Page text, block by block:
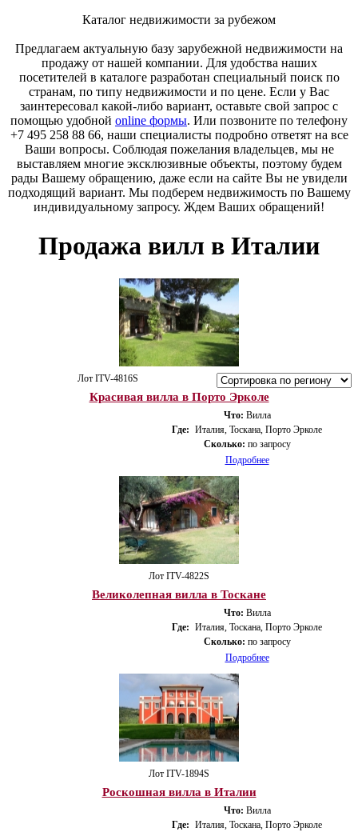
Каталог недвижимости за рубежом
Предлагаем актуальную базу зарубежной недвижимости на
продажу от нашей компании. Для удобства наших
посетителей в каталоге разработан специальный поиск по
странам, по типу недвижимости и по цене. Если у Вас
заинтересовал какой-либо вариант, оставьте свой запрос с
помощью удобной online формы. Или позвоните по телефону
+7 495 258 88 66, наши специалисты подробно ответят на все
Ваши вопросы. Соблюдая пожелания владельцев, мы не
выставляем многие эксклюзивные объекты, поэтому будем
рады Вашему обращению, даже если на сайте Вы не увидели
подходящий вариант. Мы подберем недвижимость по Вашему
индивидуальному запросу. Ждем Ваших обращений!
Продажа вилл в Италии
Лот ITV-4816S
Красивая вилла в Порто Эрколе
Что: Вилла
Где: Италия, Тоскана, Порто Эрколе
Сколько: по запросу
Подробнее
Лот ITV-4822S
Великолепная вилла в Тоскане
Что: Вилла
Где: Италия, Тоскана, Порто Эрколе
Сколько: по запросу
Подробнее
Лот ITV-1894S
Роскошная вилла в Италии
Что: Вилла
Где: Италия, Тоскана, Порто Эрколе